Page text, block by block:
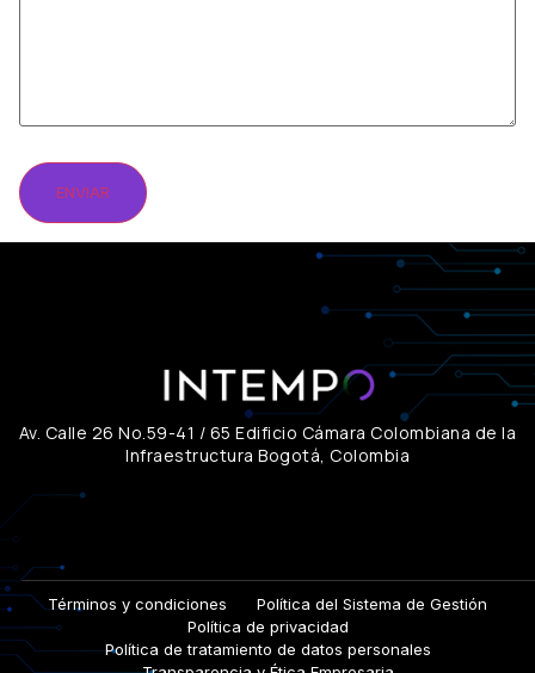
Av. Calle 26 No.59-41 / 65 Edificio Cámara Colombiana de la
Infraestructura Bogotá, Colombia
Términos y condiciones
Política del Sistema de Gestión
Política de privacidad
Política de tratamiento de datos personales